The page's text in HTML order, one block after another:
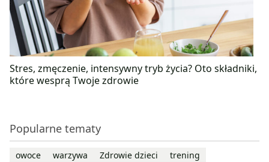
Stres, zmęczenie, intensywny tryb życia? Oto składniki,
które wesprą Twoje zdrowie
Popularne tematy
owoce warzywa Zdrowie dzieci trening